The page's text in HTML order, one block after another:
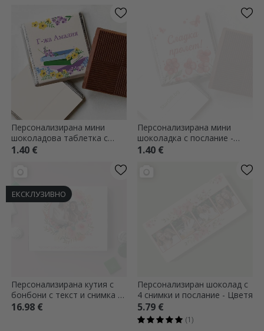
Персонализирана мини
шоколадова таблетка с
послание - Картички и
1.40 €
Персонализирана мини
шоколадка с послание -
Сладко пролетно
1.40 €
ЕКСКЛУЗИВНО
Персонализирана кутия с
бонбони с текст и снимка -
Цветя
16.98 €
Персонализиран шоколад с
4 снимки и послание - Цветя
5.79 €
(1)